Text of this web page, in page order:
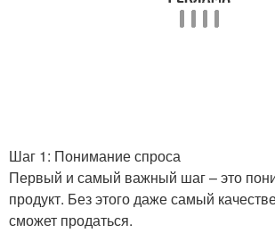
Шаг 1: Понимание спроса
Первый и самый важный шаг – это
продукт. Без этого даже самый
сможет продаться.